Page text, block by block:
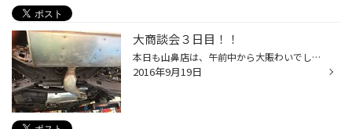
大商談会３日目！！
本日も山鼻店は、午前中から大賑わいでした。 セルボ様 レグノＧＲレジェーラ + アライメント オデッセイ様 アルト様 オイル交換 シエンタ様 下回り防錆コーティング などなど 新車のプリウス様 ブリザックＶＲＸ＋エコフォルムＳＥ-15+空気圧センサー(TPMS)セット 一年中、安心・安全でお...
2016年9月19日